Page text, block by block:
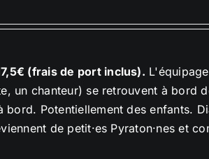
(frais de port inclus).
un chanteur) se retrouvent à bord
bord. Potentiellement des enfants.
de petit·es Pyraton·nes et